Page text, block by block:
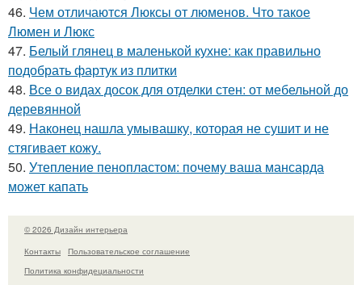
46. Чем отличаются Люксы от люменов. Что такое
Люмен и Люкс
47. Белый глянец в маленькой кухне: как правильно
подобрать фартук из плитки
48. Все о видах досок для отделки стен: от мебельной до
деревянной
49. Наконец нашла умывашку, которая не сушит и не
стягивает кожу.
50. Утепление пенопластом: почему ваша мансарда
может капать
© 2026 Дизайн интерьера
Контакты
Пользовательское соглашение
Политика конфидециальности